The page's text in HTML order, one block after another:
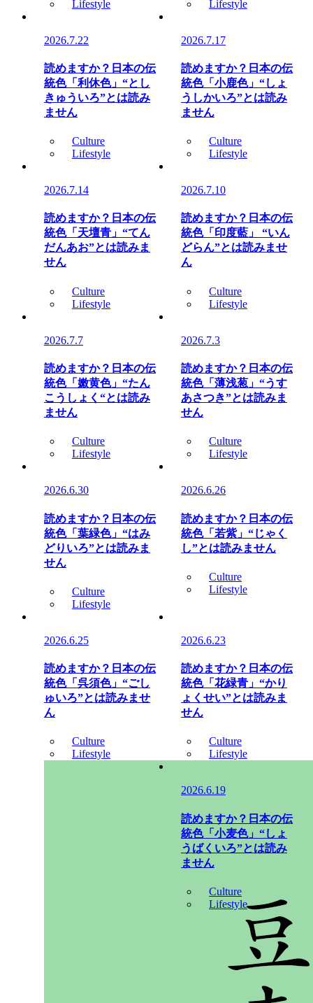
Lifestyle Lifestyle
2026.7.22
読めますか？日本の伝
統色「利休色」“とし
きゅういろ”とは読み
ません
Culture
Lifestyle
2026.7.17
読めますか？日本の伝
統色「小鹿色」“しょ
うしかいろ”とは読み
ません
Culture
Lifestyle
2026.7.14
読めますか？日本の伝
統色「天壇青」“てん
だんあお”とは読みま
せん
Culture
Lifestyle
2026.7.10
読めますか？日本の伝
統色「印度藍」 “いん
どらん”とは読みませ
ん
Culture
Lifestyle
2026.7.7
読めますか？日本の伝
統色「嫩黄色」“たん
こうしょく“とは読み
ません
Culture
Lifestyle
2026.7.3
読めますか？日本の伝
統色「薄浅葱」“うす
あさつき”とは読みま
せん
Culture
Lifestyle
2026.6.30
読めますか？日本の伝
統色「葉緑色」“はみ
どりいろ”とは読みま
せん
Culture
Lifestyle
2026.6.26
読めますか？日本の伝
統色「若紫」“じゃく
し”とは読みません
Culture
Lifestyle
2026.6.25
読めますか？日本の伝
統色「呉須色」“ごし
ゅいろ”とは読みませ
ん
Culture
Lifestyle
2026.6.23
読めますか？日本の伝
統色「花緑青」“かり
ょくせい”とは読みま
せん
Culture
Lifestyle
2026.6.19
読めますか？日本の伝
統色「小麦色」“しょ
うばくいろ”とは読み
ません
Culture
Lifestyle